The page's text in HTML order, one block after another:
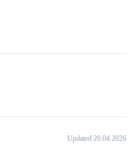
Updated 20.04.2026